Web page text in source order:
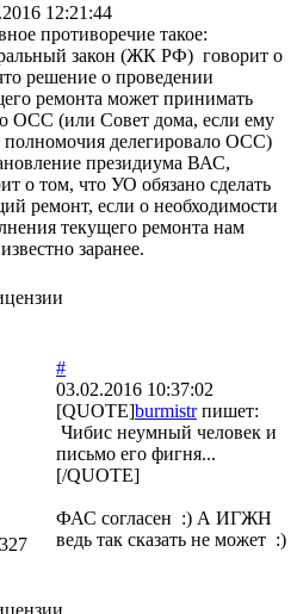
12:21:44
противоречие такое:
закон (ЖК РФ) говорит о
решение о проведении
ремонта может принимать
ОСС (или Совет дома, если ему
полномочия делегировало ОСС)
президиума ВАС,
о том, что УО обязано сделать
ремонт, если о необходимости
текущего ремонта нам
заранее.
#
03.02.2016 10:37:02
[QUOTE]burmistrпишет:
Чибис неумный человек и
письмо его фигня...
[/QUOTE]
ФАС согласен :) А ИГЖН
ведь так сказать не может :)